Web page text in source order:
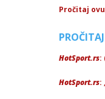
Pročitaj
HotSport.rs:
HotSport.rs: